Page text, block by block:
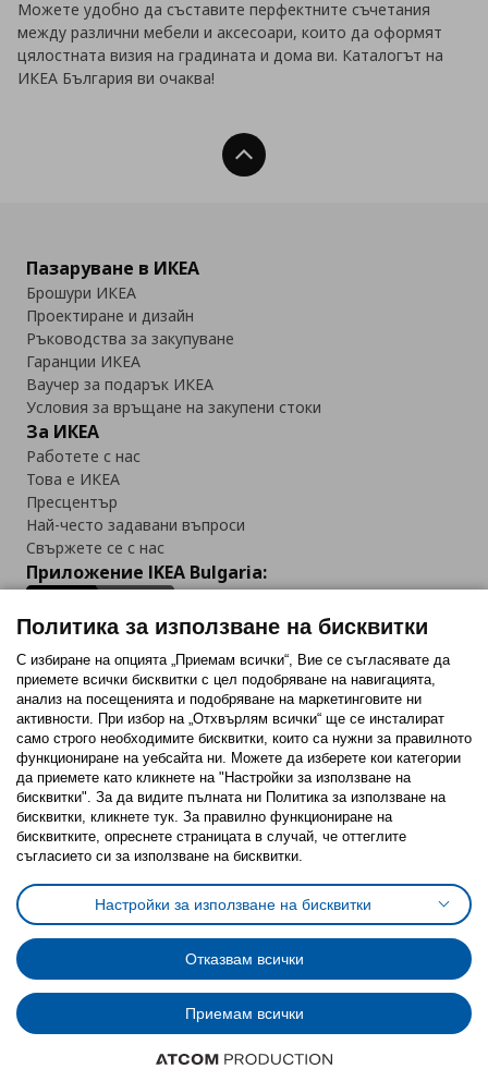
Можете удобно да съставите перфектните съчетания
между различни мебели и аксесоари, които да оформят
цялостната визия на градината и дома ви. Каталогът на
ИКЕА България ви очаква!
Нагоре
Пазаруване в ИКЕА
Брошури ИКЕА
Проектиране и дизайн
Ръководства за закупуване
Гаранции ИКЕА
Ваучер за подарък ИКЕА
Условия за връщане на закупени стоки
За ИКЕА
Работете с нас
Това е ИКЕА
Пресцентър
Най-често задавани въпроси
Свържете се с нас
Приложение IKEA Bulgaria:
Последвайте ни:
FacebookTwitterYoutubePinterestInstagram
Политика за използване на бисквитки (Cookies)
Избор на настройки за използване на бисквитки
Условия за ползване на ikea.bgОбща политика за личните данни
Политика за защита на личните данни на ikea.bg
Общи условия на програма IKEA Family
Политика за защита на лични данни на програма IKEA Family
© Inter-IKEA Systems B.V. 1999 - 2025
Политика за използване на бисквитки
С избиране на опцията „Приемам всички“, Вие се съгласявате да
приемете всички бисквитки с цел подобряване на навигацията,
анализ на посещенията и подобряване на маркетинговите ни
активности. При избор на „Отхвърлям всички“ ще се инсталират
само строго необходимитe бисквитки, които са нужни за правилното
функциониране на уебсайта ни. Можете да изберете кои категории
да приемете като кликнете на "Настройки за използване на
бисквитки". За да видите пълната ни Политика за използване на
бисквитки, кликнете тук. За правилно функциониране на
бисквитките, опреснете страницата в случай, че оттеглите
съгласието си за използване на бисквитки.
Настройки за използване на бисквитки
Отказвам всички
Приемам всички